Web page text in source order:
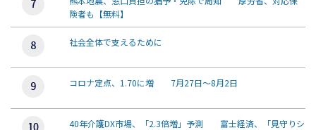
険者も【無料】
社会全体で支えるために
コロナ定点、1.70に増 7月27日～8月2日
40年介護DX市場、「2.3倍増」予測 富士経済、「見守りシ